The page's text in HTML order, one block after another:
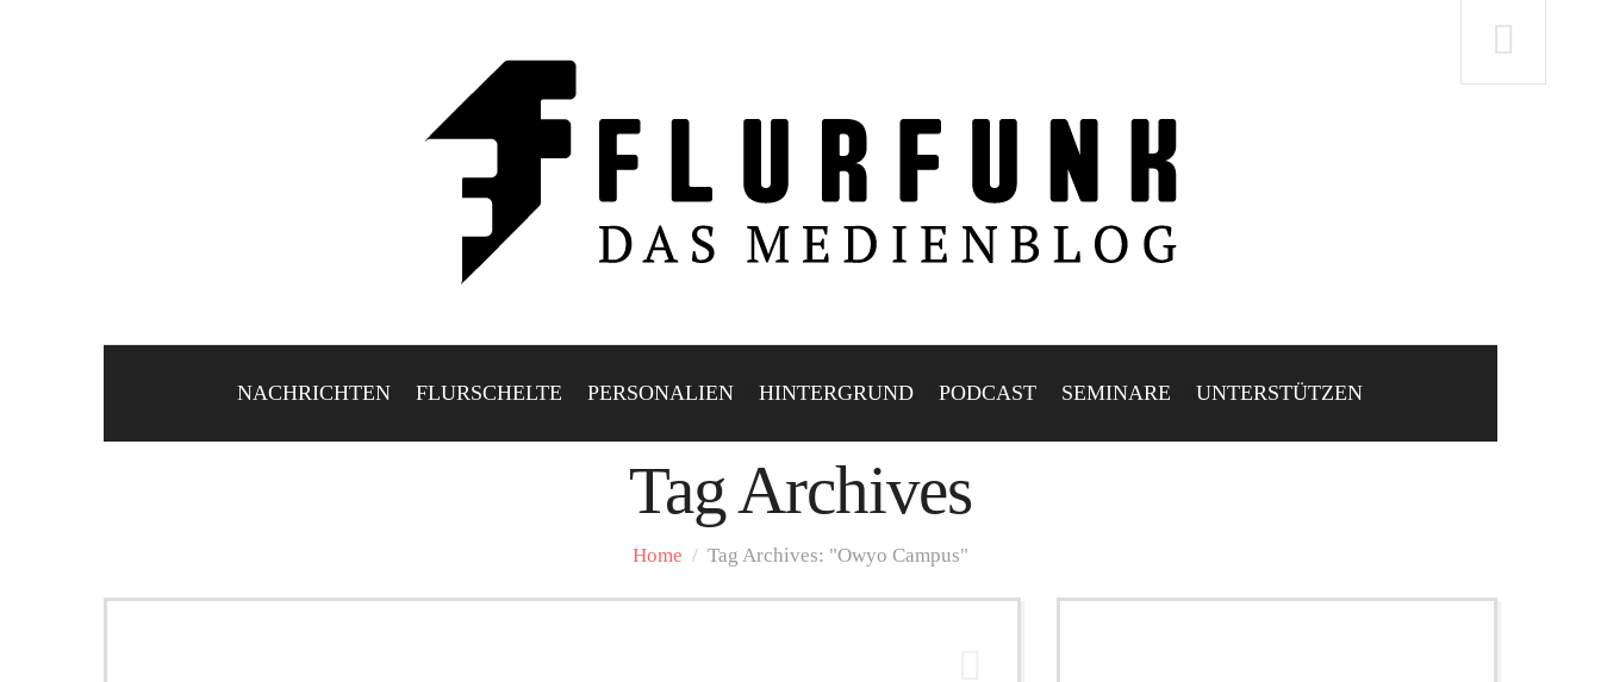
NACHRICHTEN FLURSCHELTE PERSONALIEN HINTERGRUND PODCAST SEMINARE UNTERSTÜTZEN
Tag Archives
Home / Tag Archives: "Owyo Campus"